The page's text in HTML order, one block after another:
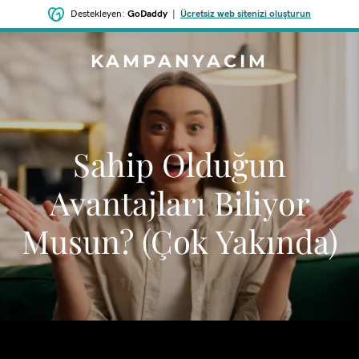
Destekleyen: GoDaddy Ücretsiz web sitenizi oluşturun
KAMPANYACIM
Sahip Olduğun
Avantajları Biliyor
Musun? (Çok Yakında)